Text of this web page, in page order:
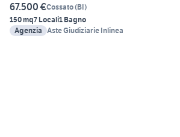
67.500 €Cossato(BI)
150 mq7 Locali1 Bagno
Agenzia Aste Giudiziarie Inlinea